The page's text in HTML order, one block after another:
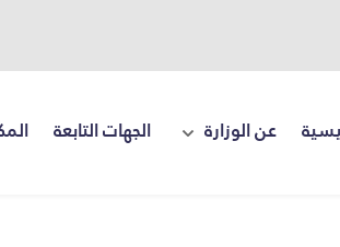
عن الوزارة الجهات التابعة